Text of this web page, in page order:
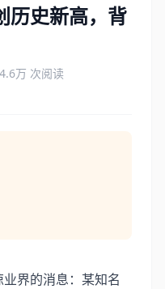
历史新高，背
万 次阅读
界的消息：某知名